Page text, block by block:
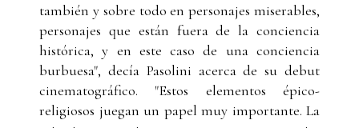
también y sobre todo en personajes miserables,
personajes que están fuera de la conciencia
histórica, y en este caso de una conciencia
burbuesa", decía Pasolini acerca de su debut
cinematográfico. "Estos elementos épico-
religiosos juegan un papel muy importante. La